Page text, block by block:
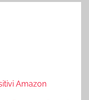
Amazon